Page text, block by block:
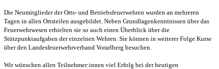
Die Neumitglieder der Orts- und Betriebsfeuerwehren wurden an mehreren
Tagen in allen Ortsteilen ausgebildet. Neben Grundlagenkenntnissen über das
Feuerwehrwesen erhielten sie so auch einen Überblick über die
Stützpunktaufgaben der einzelnen Wehren. Sie können in weiterer Folge Kurse
über den Landesfeuerwehrverband Vorarlberg besuchen.
Wir wünschen allen Teilnehmer:innen viel Erfolg bei der heutigen